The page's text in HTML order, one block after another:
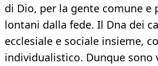
di Dio, per la gente comune e
lontani dalla fede. Il Dna dei
ecclesiale e sociale insieme,
individualistico. Dunque sono